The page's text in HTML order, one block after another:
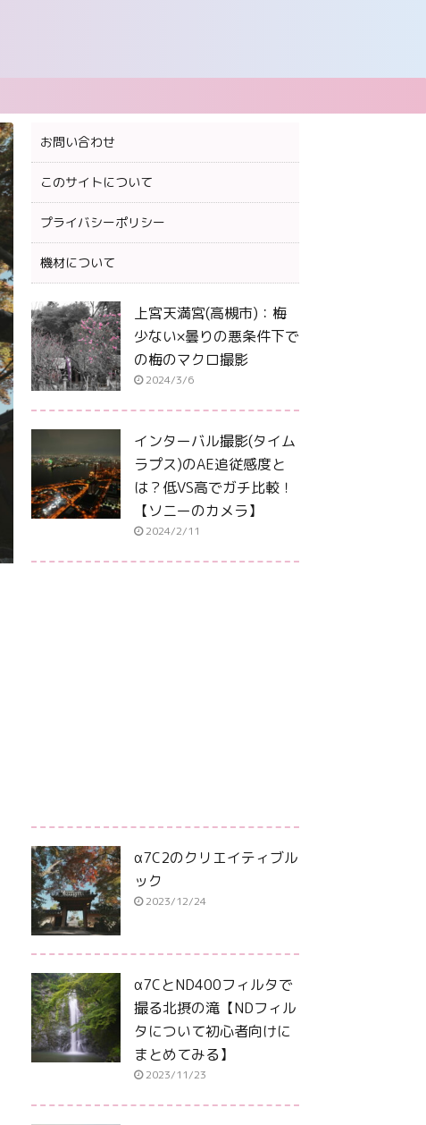
お問い合わせ
このサイトについて
プライバシーポリシー
機材について
上宮天満宮(高槻市)：梅
少ない×曇りの悪条件下で
の梅のマクロ撮影
2024/3/6
インターバル撮影(タイム
ラプス)のAE追従感度と
は？低VS高でガチ比較！
【ソニーのカメラ】
2024/2/11
α7C2のクリエイティブル
ック
2023/12/24
α7CとND400フィルタで
撮る北摂の滝【NDフィル
タについて初心者向けに
まとめてみる】
2023/11/23